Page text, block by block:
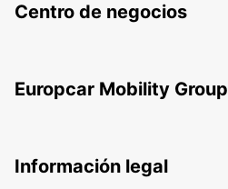
Centro de negocios
Europcar Mobility Group
Información legal